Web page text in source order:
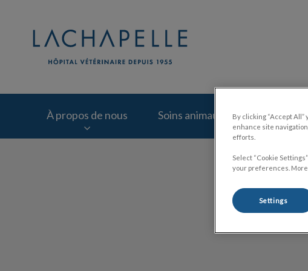
Page d'accueil de Clinique
À propos de nous Soins animaux domestiques
By clicking “Accept
enhance site
efforts.
Select “Cookie
your preferences. More
Settings